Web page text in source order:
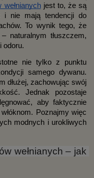
wełnianych jest to, że są
i nie mają tendencji do
To wynik tego, że
naturalnym tłuszczem,
odoru.
nie tylko z punktu
dłużej, zachowując swój
Jednak pozostaje
aby faktycznie
Poznajmy więc
modnych i urokliwych
wełnianych – jak